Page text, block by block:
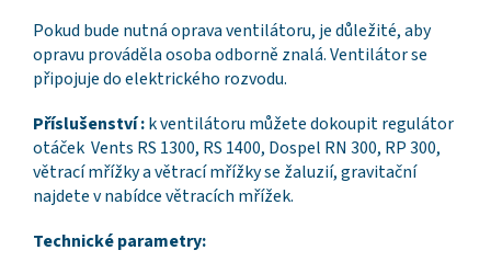
Pokud bude nutná oprava ventilátoru, je důležité, aby
opravu prováděla osoba odborně znalá. Ventilátor se
připojuje do elektrického rozvodu.
Příslušenství :k ventilátoru můžete dokoupit regulátor
otáček Vents RS 1300, RS 1400, Dospel RN 300, RP 300,
větrací mřížky a větrací mřížky se žaluzií, gravitační
najdete v nabídce větracích mřížek.
Technické parametry: